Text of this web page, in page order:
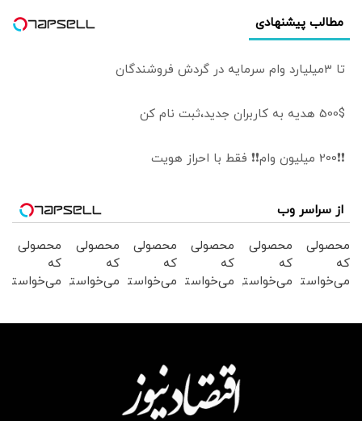
مطالب پیشنهادی
تا 3میلیارد وام سرمایه در گردش فروشندگان
500$ هدیه به کاربران جدید،ثبت نام کن
❗❗200 میلیون وام❗❗ فقط با احراز هویت
از سراسر وب
محصولی
که
می‌خواستی
محصولی
که
می‌خواستی
محصولی
که
می‌خواستی
بخر !
محصولی
که
می‌خواستی
بخر !
محصولی
که
می‌خواستی
محصولی
که
می‌خواستی